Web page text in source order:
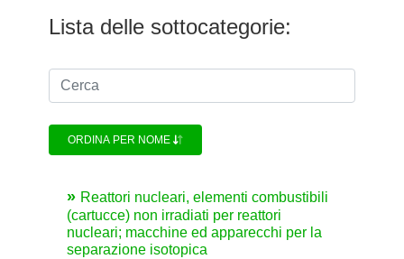
Lista delle sottocategorie:
ORDINA PER NOME
Reattori nucleari, elementi combustibili
(cartucce) non irradiati per reattori
nucleari; macchine ed apparecchi per la
separazione isotopica